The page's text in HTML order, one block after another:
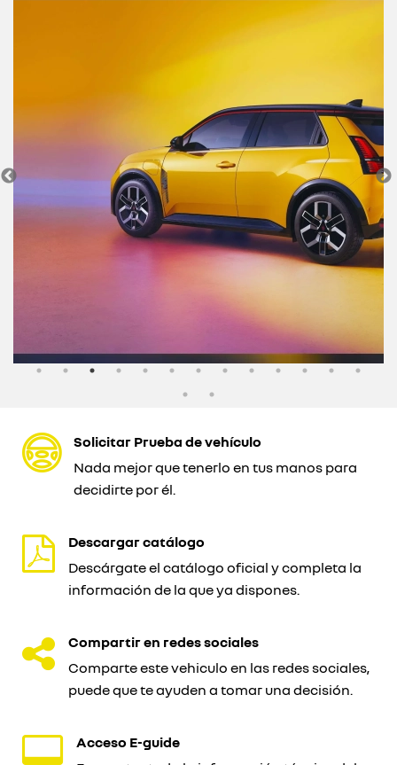
Solicitar Prueba de vehículo
Nada mejor que tenerlo en tus manos para
decidirte por él.
Descargar catálogo
Descárgate el catálogo oficial y completa la
información de la que ya dispones.
Compartir en redes sociales
Comparte este vehiculo en las redes sociales,
puede que te ayuden a tomar una decisión.
Acceso E-guide